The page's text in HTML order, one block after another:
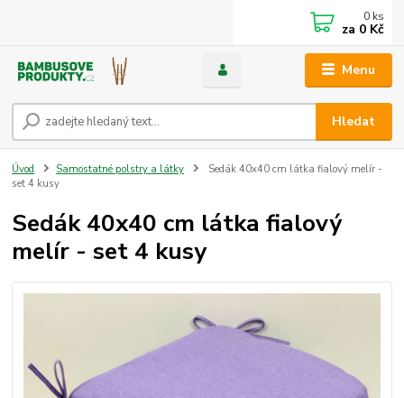
Menu
Hledat
0 ks
za 0 Kč
Úvod Samostatné polstry a látky
Sedák 40x40 cm látka fialový melír -
set 4 kusy
Sedák 40x40 cm látka fialový
melír - set 4 kusy